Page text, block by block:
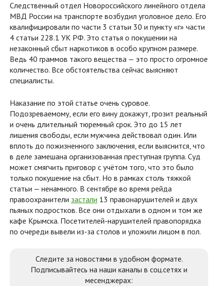
Следственный отдел Новороссийского линейного отдела
МВД России на транспорте возбудил уголовное дело. Его
квалифицировали по части 3 статьи 30 и пункту «г» части
4 статьи 228.1 УК РФ. Это статья о покушении на
незаконный сбыт наркотиков в особо крупном размере.
Ведь 40 граммов такого вещества — это просто огромное
количество. Все обстоятельства сейчас выясняют
специалисты.
Наказание по этой статье очень суровое.
Подозреваемому, если его вину докажут, грозит реальный
и очень длительный тюремный срок. Это до 15 лет
лишения свободы, если мужчина действовал один. Или
вплоть до пожизненного заключения, если выяснится, что
в деле замешана организованная преступная группа. Суд
может смягчить приговор с учётом того, что это было
только покушение на сбыт. Но в рамках столь тяжкой
статьи — ненамного. В сентябре во время рейда
правоохранители застали 13 правонарушителей и двух
пьяных подростков. Все они отдыхали в одном и том же
кафе Крымска. Посетителей-нарушителей правопорядка
по очереди вывели из-за столов и уложили лицом в пол.
Следите за новостями в удобном формате.
Подписывайтесь на наши каналы в соц.сетях и
месенджерах: